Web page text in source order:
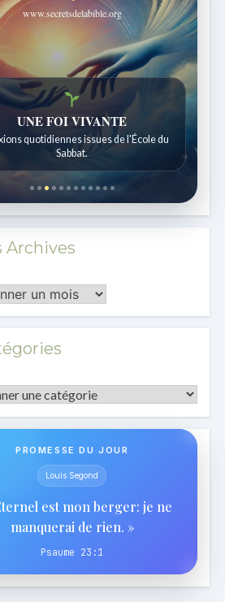
www.secretsdelabible.org
UNE FOI VIVANTE
quotidiennes issues de l'École du
Sabbat.
bibliques étonnantes
pour les enfants de 7 à 12 ans.
Archives
PROMESSE DU JOUR
Louis Segond
est mon berger: je ne
manquerai de rien. »
Psaume 23:1